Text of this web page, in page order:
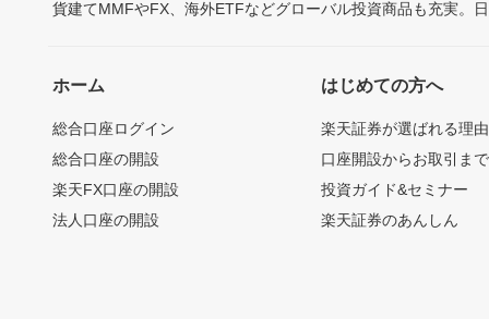
貨建てMMFやFX、海外ETFなどグローバル投資商品も充実。
ホーム
総合口座ログイン
総合口座の開設
楽天FX口座の開設
法人口座の開設
はじめての方へ
楽天証券が選ばれる理由
口座開設からお取引ま
投資ガイド&セミナー
楽天証券のあんしん